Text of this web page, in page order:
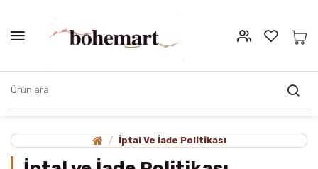
İptal Ve İade Politikası
İptal Ve İade Politikası